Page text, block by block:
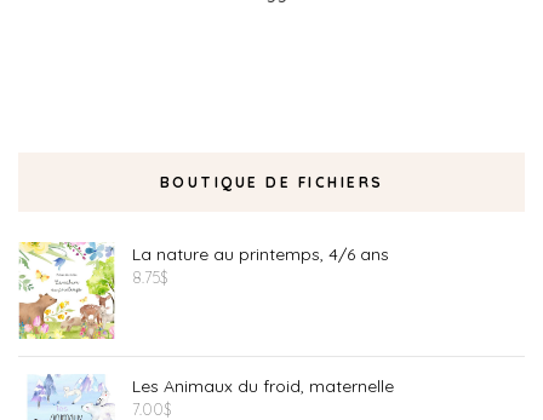
BOUTIQUE DE FICHIERS
La nature au printemps, 4/6 ans
8.75$
Les Animaux du froid, maternelle
7.00$